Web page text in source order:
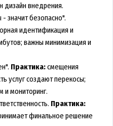
дизайн внедрения.
значит безопасно".
идентификация и
важны минимизация и
Практика:смещения
услуг создают перекосы;
и мониторинг.
Практика:
финальное решение